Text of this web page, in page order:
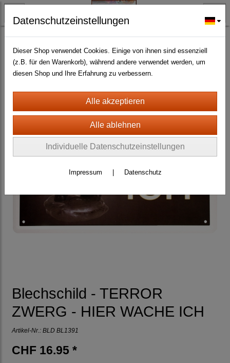
BLECH- + HOLZSCHILDER-MAGNETE
BLECHSCHILDER CA. 20 X 30 CM
Warn- und Hinweisschilder(120)
Blechschild - TERROR
ZWERG - HIER WACHE ICH
Artikel-Nr.: BLD BL1391
CHF 16.95 *
Datenschutzeinstellungen
Dieser Shop verwendet Cookies. Einige von ihnen sind essenziell
(z.B. für den Warenkorb), während andere verwendet werden, um
diesen Shop und Ihre Erfahrung zu verbessern.
Individuelle Datenschutzeinstellungen
Impressum Datenschutz